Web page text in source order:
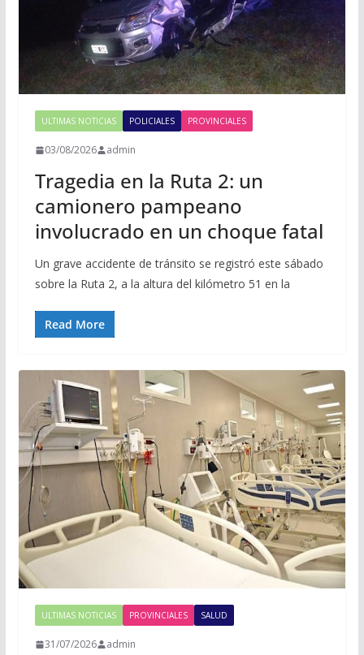
ULTIMAS NOTICIAS POLICIALES PROVINCIALES
03/08/2026 admin
Tragedia en la Ruta 2: un
camionero pampeano
involucrado en un choque fatal
Un grave accidente de tránsito se registró este sábado
sobre la Ruta 2, a la altura del kilómetro 51 en la
Read More
ULTIMAS NOTICIAS PROVINCIALES SALUD
31/07/2026 admin